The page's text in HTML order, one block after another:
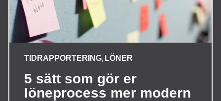
TIDRAPPORTERING, LÖNER
5 sätt som gör er
löneprocess mer modern